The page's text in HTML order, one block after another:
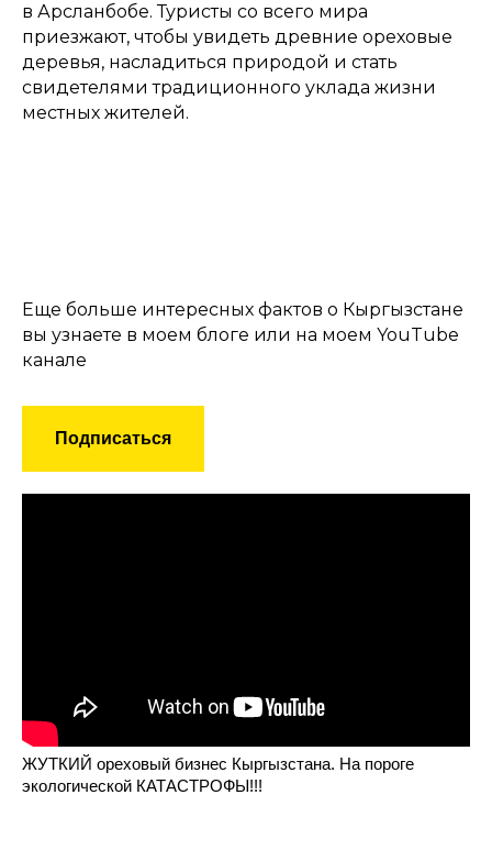
в Арсланбобе. Туристы со всего мира
приезжают, чтобы увидеть древние ореховые
деревья, насладиться природой и стать
свидетелями традиционного уклада жизни
местных жителей.
Еще больше интересных фактов о Кыргызстане
вы узнаете в моем блоге или на моем YouTube
канале
Подписаться
ЖУТКИЙ ореховый бизнес Кыргызстана. На пороге
экологической КАТАСТРОФЫ!!!